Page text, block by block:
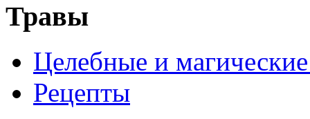
Травы
Целебные и магические
Рецепты